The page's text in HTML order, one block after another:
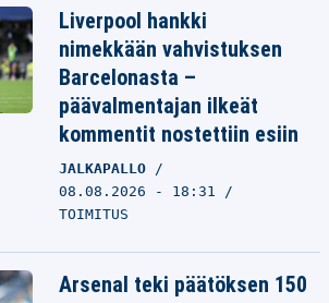
Liverpool hankki
nimekkään vahvistuksen
Barcelonasta –
päävalmentajan ilkeät
kommentit nostettiin esiin
JALKAPALLO
08.08.2026 - 18:31
TOIMITUS
Arsenal teki päätöksen 150